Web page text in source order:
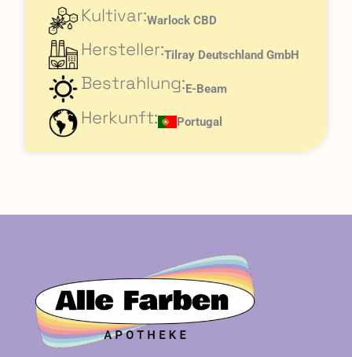
Kultivar:Warlock CBD
Hersteller:Tilray Deutschland GmbH
Bestrahlung:E-Beam
Herkunft: Portugal